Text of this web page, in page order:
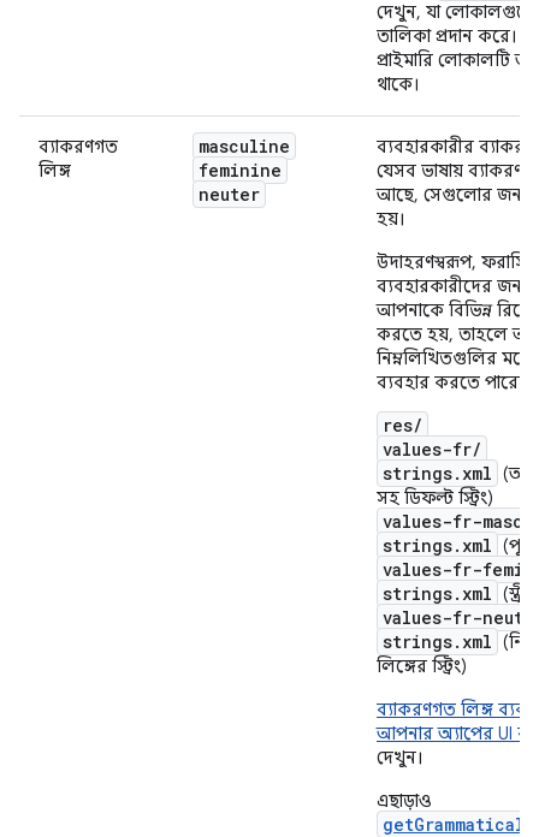
দেখুন, যা লোকালগুলোর
তালিকা প্রদান করে।
প্রাইমারি লোকালটি
থাকে।
ব্যাকরণগত
লিঙ্গ
masculine
feminine
neuter
ব্যবহারকারীর
যেসব ভাষায়
আছে, সেগুলোর জন্য
হয়।
উদাহরণস্বরূপ,
ব্যবহারকারীদের জন্য
আপনাকে বিভিন্ন
করতে হয়, তাহলে
নিম্নলিখিতগুলির মতো
ব্যবহার করতে পারেন:
res/
values-fr/
strings.xml
সহ ডিফল্ট স্ট্রিং)
values-fr-
strings.xml
values-fr-
strings.xml
values-fr-
strings.xml
লিঙ্গের স্ট্রিং)
ব্যাকরণগত লিঙ্গ
আপনার অ্যাপের UI
দেখুন।
এছাড়াও